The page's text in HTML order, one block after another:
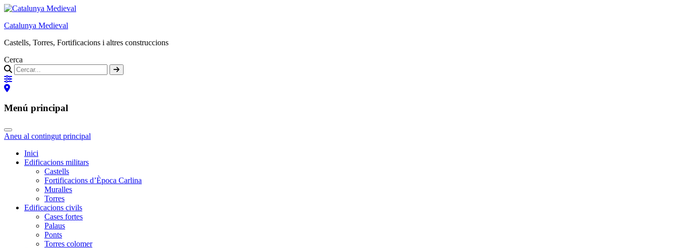
Catalunya Medieval
Castells, Torres, Fortificacions i altres construccions
Cerca
Menú principal
Aneu al contingut principal
Inici
Edificacions militars
Castells
Fortificacions d’Època Carlina
Muralles
Torres
Edificacions civils
Cases fortes
Palaus
Ponts
Torres colomer